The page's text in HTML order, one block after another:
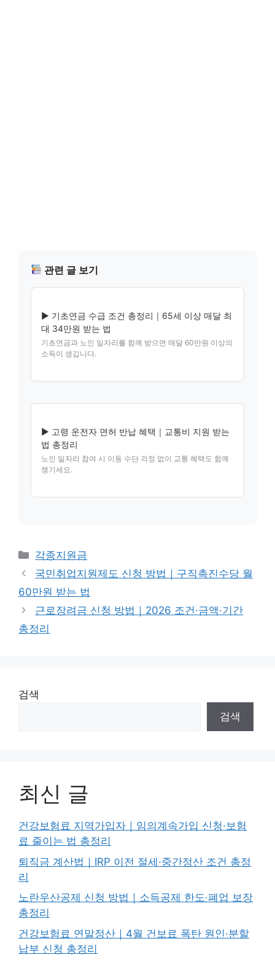
관련 글 보기
▶ 기초연금 수급 조건 총정리｜65세 이상 매달 최
대 34만원 받는 법
기초연금과 노인 일자리를 함께 받으면 매달 60만원 이상의
소득이 생깁니다.
▶ 고령 운전자 면허 반납 혜택｜교통비 지원 받는
법 총정리
노인 일자리 참여 시 이동 수단 걱정 없이 교통 혜택도 함께
챙기세요.
Categories
각종지원금
국민취업지원제도 신청 방법｜구직촉진수당 월
60만원 받는 법
근로장려금 신청 방법｜2026 조건·금액·기간
총정리
검색
검색
최신 글
건강보험료 지역가입자｜임의계속가입 신청·보험
료 줄이는 법 총정리
퇴직금 계산법｜IRP 이전 절세·중간정산 조건 총정
리
노란우산공제 신청 방법｜소득공제 한도·폐업 보장
총정리
건강보험료 연말정산｜4월 건보료 폭탄 원인·분할
납부 신청 총정리